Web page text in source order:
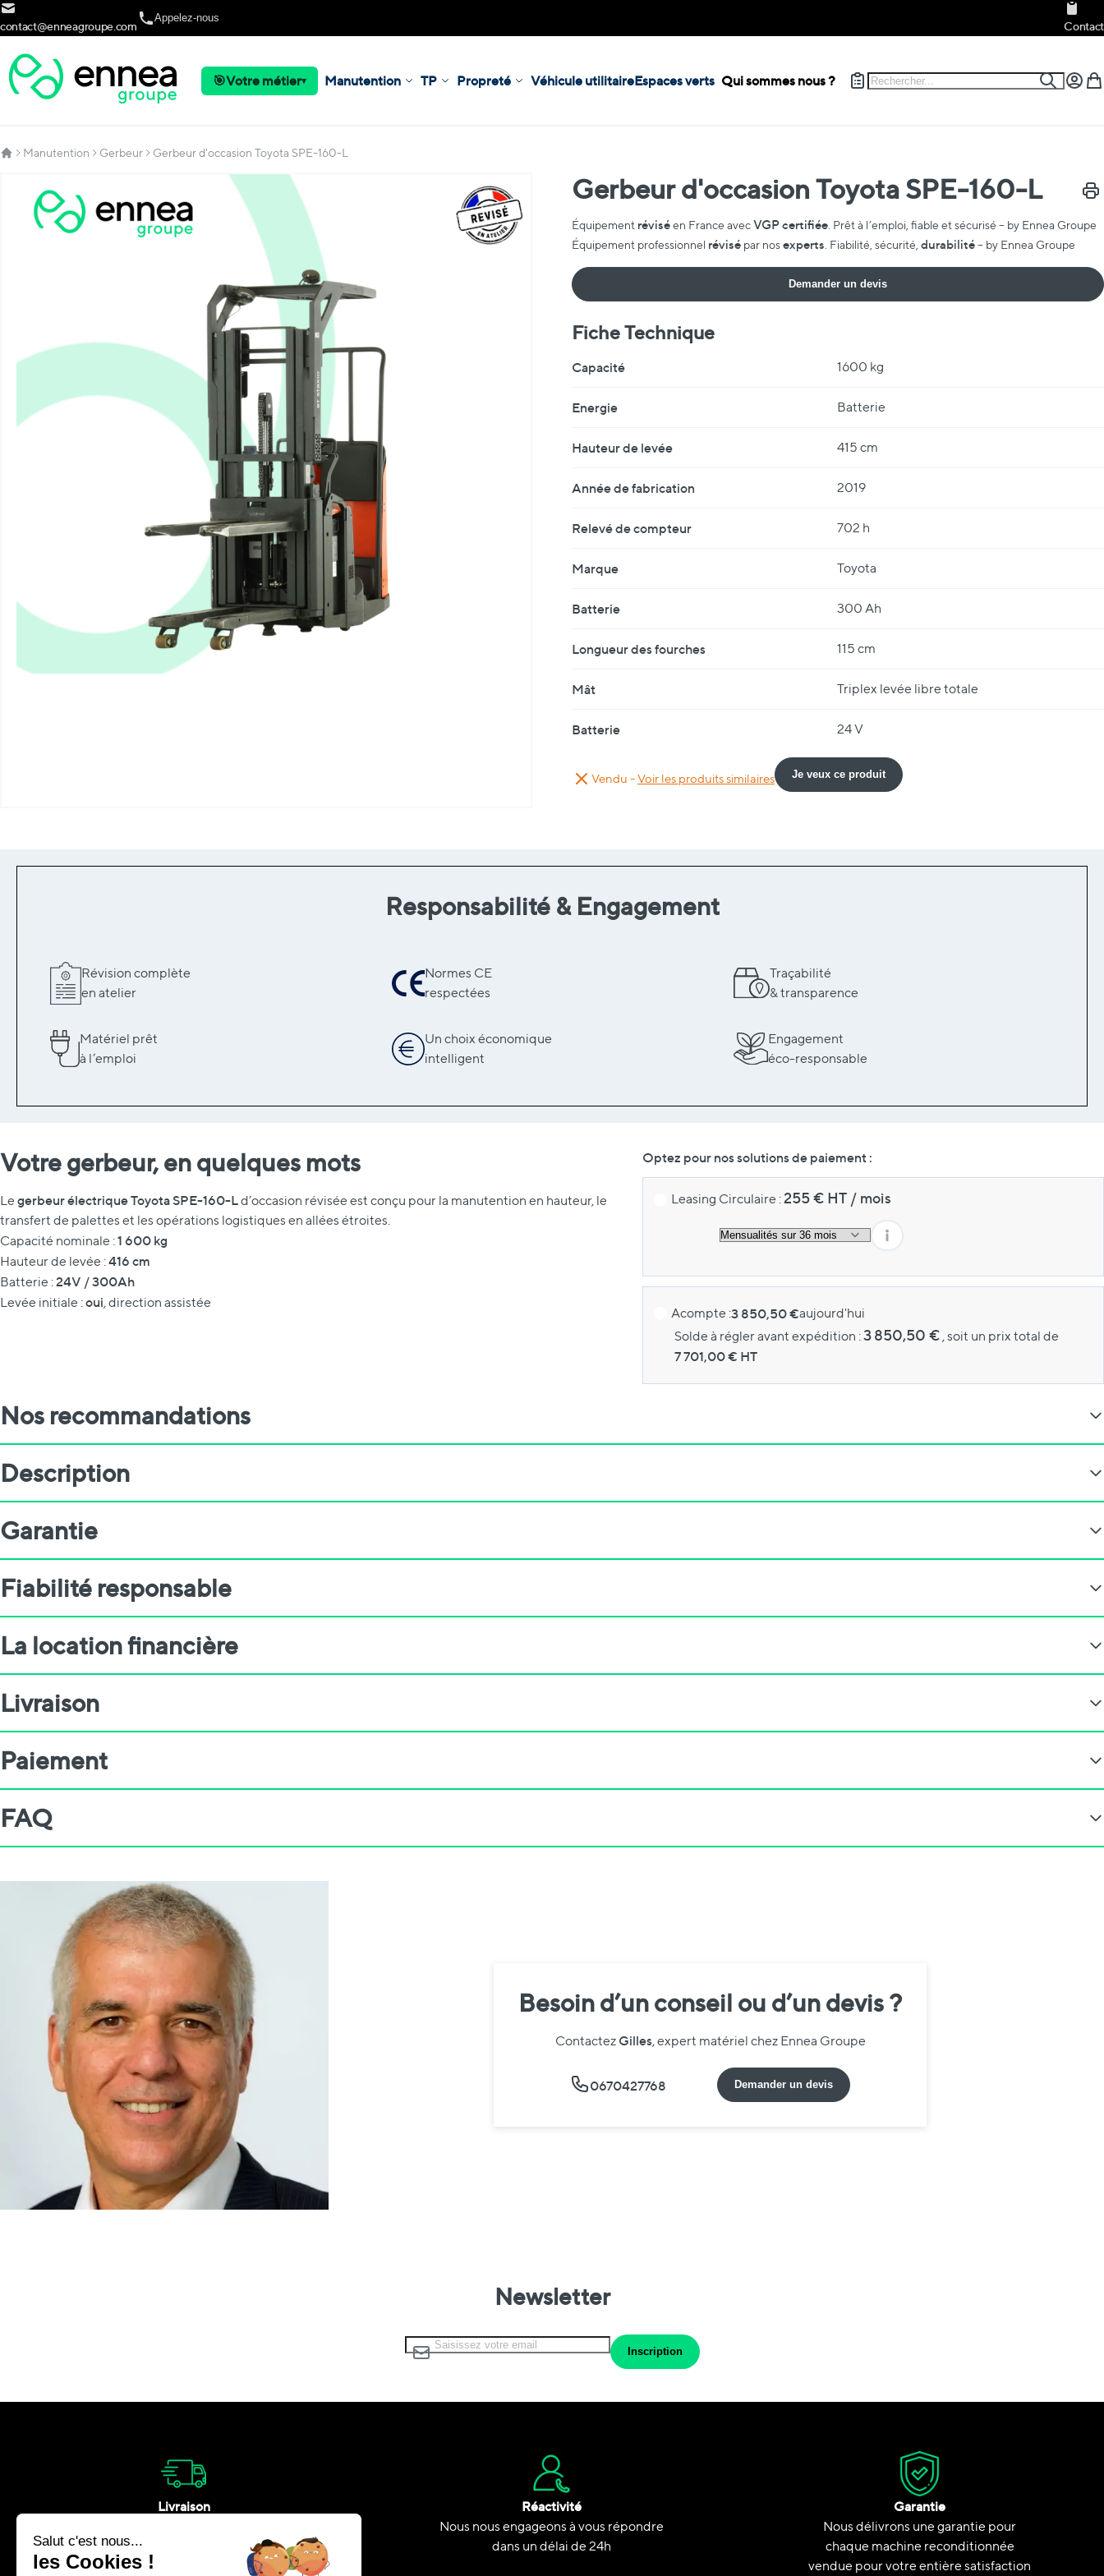
Allez au contenu
contact@enneagroupe.com
Appelez-nous
Contact
Manutention TP Propreté Véhicule utilitaireEspaces verts
🎯Votre métier▾ Qui sommes nous ? Rechercher
Mon
Manutention Gerbeur Gerbeur d'occasion Toyota SPE-160-L
Gerbeur d'occasion Toyota SPE-160-L
Équipement réviséen France avecVGP certifiée . Prêt à l’emploi, fiable et sécurisé – by Ennea Groupe
Équipement professionnel révisé par nosexperts . Fiabilité, sécurité, durabilité– by Ennea Groupe
Demander un devis
Fiche Technique
Capacité 1600 kg
Energie Batterie
Hauteur de levée 415 cm
Année de fabrication 2019
Relevé de compteur 702 h
Marque Toyota
Batterie 300 Ah
Longueur des fourches 115 cm
Mât Triplex levée libre totale
Batterie 24 V
Vendu -Voir les produits similaires Je veux ce produit
Responsabilité & Engagement
Révision complète
en atelier
Normes CE
respectées
Traçabilité
& transparence
Matériel prêt
à l’emploi
Un choix économique
intelligent
Engagement
éco-responsable
Votre gerbeur, en quelques mots
Le gerbeur électrique Toyota SPE-160-Ld’occasion révisée est conçu pour la manutention en hauteur, le
transfert de palettes et les opérations logistiques en allées étroites.
Capacité nominale :1 600 kg
Hauteur de levée :416 cm
Batterie :24V / 300Ah
Levée initiale :oui, direction assistée
Optez pour nos solutions de paiement :
Leasing Circulaire :255€ HT / mois
Acompte :3 850,50 €aujourd'hui
Solde à régler avant expédition :3 850,50 € , soit un prix total de
7 701,00€ HT
Nos recommandations
Description
Garantie
Fiabilité responsable
La location financière
Livraison
Paiement
FAQ
Besoin d’un conseil ou d’un devis ?
Contactez Gilles, expert matériel chez Ennea Groupe
0670427768 Demander un devis
Newsletter
Inscription à notre lettre d’information :
Inscription
Livraison Réactivité
Nous nous engageons à vous répondre
dans un délai de 24h
Garantie
Nous délivrons une garantie pour
chaque machine reconditionnée
vendue pour votre entière satisfaction